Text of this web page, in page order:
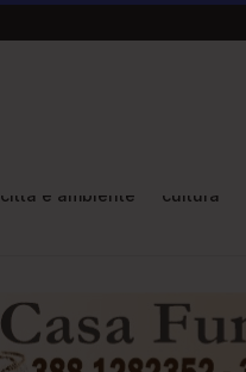
città e ambiente cultura